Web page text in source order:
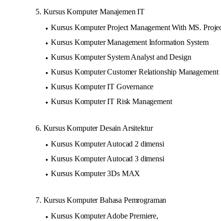
5. Kursus Komputer Manajemen IT
Kursus Komputer Project Management With MS.
Kursus Komputer Management Information System
Kursus Komputer System Analyst and Design
Kursus Komputer Customer Relationship Management
Kursus Komputer IT Governance
Kursus Komputer IT Risk Management
6. Kursus Komputer Desain Arsitektur
Kursus Komputer Autocad 2 dimensi
Kursus Komputer Autocad 3 dimensi
Kursus Komputer 3Ds MAX
7. Kursus Komputer Bahasa Pemrograman
Kursus Komputer Adobe Premiere,